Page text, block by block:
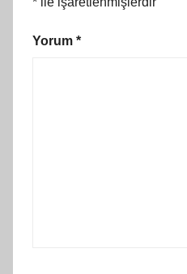
Yorum *